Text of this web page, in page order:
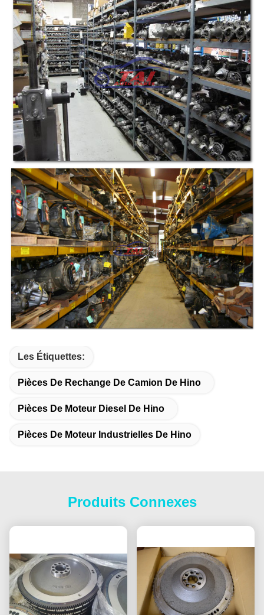
Les Étiquettes:
Pièces De Rechange De Camion De Hino
Pièces De Moteur Diesel De Hino
Pièces De Moteur Industrielles De Hino
Produits Connexes